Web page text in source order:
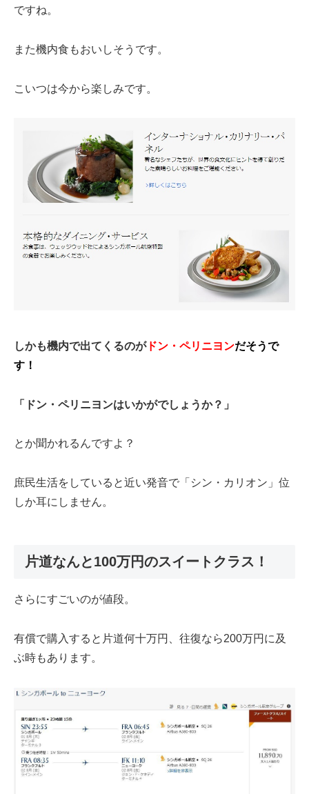
ですね。
また機内食もおいしそうです。
こいつは今から楽しみです。
しかも機内で出てくるのがドン・ペリニヨンだそうで
す！
「ドン・ペリニヨンはいかがでしょうか？」
とか聞かれるんですよ？
庶民生活をしていると近い発音で「シン・カリオン」位
しか耳にしません。
片道なんと100万円のスイートクラス！
さらにすごいのが値段。
有償で購入すると片道何十万円、往復なら200万円に及
ぶ時もあります。